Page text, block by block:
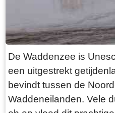
rouwborden aan de
licht en de kachel. Aan
terp loop je weer naar
van gele klinkers. Als je
kom je gewoon weer uit
Het is moeilijk voor te
terp ooit door
Terpen hadden een
De Waddenzee is
een uitgestrekt
bevindt tussen de
Waddeneilanden. Vele